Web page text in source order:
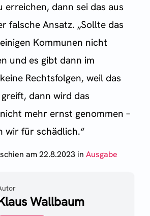
dann sei das aus
falsche Ansatz. „Sollte das
Kommunen nicht
und es gibt dann im
Rechtsfolgen, weil das
dann wird das
mehr ernst genommen –
wir für schädlich.“
am 22.8.2023 in Ausgabe
Wallbaum